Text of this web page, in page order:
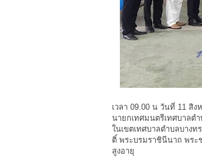
เวลา 09.00 น วันที่ 11 สิ
นายกเทศมนตรีเทศบาลต
ในเขตเทศบาลตำบลบาง
ติ์ พระบรมราชินีนาถ พระ
สูงอายุ